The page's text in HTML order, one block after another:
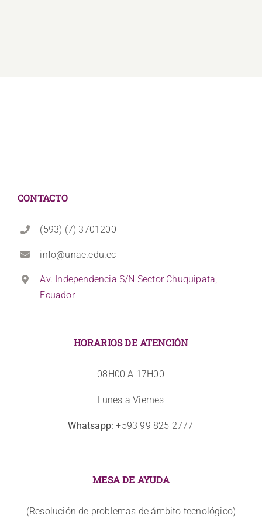
CONTACTO
(593) (7) 3701200
info@unae.edu.ec
Av. Independencia S/N Sector Chuquipata,
Ecuador
HORARIOS DE ATENCIÓN
08H00 A 17H00
Lunes a Viernes
Whatsapp: +593 99 825 2777
MESA DE AYUDA
(Resolución de problemas de ámbito tecnológico)